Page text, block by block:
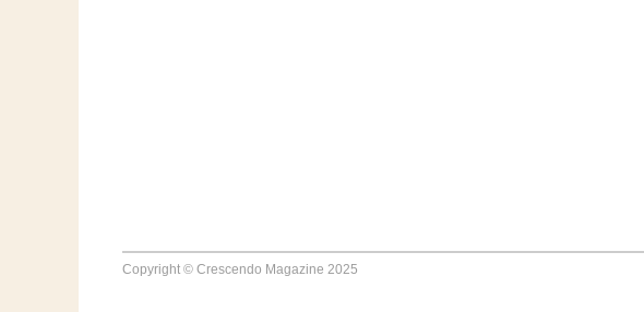
Copyright © Crescendo Magazine 2025